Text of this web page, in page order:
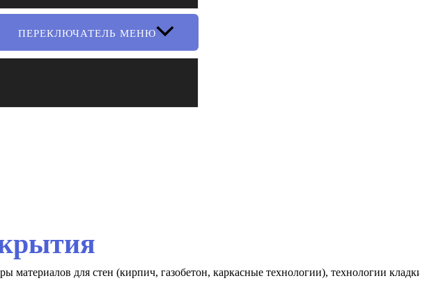
ПЕРЕКЛЮЧАТЕЛЬ МЕНЮ
материалов для стен (кирпич, газобетон, каркасные технологии), технологии кладки и